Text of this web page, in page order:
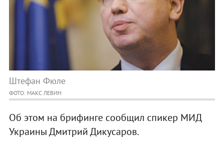
Штефан Фюле
ФОТО: МАКС ЛЕВИН
Об этом на брифинге сообщил спикер МИД
Украины Дмитрий Дикусаров.